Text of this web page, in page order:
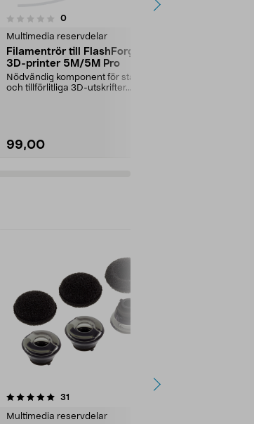
0recensioner
Multimedia reservdelar
Filamentrör till FlashForge
3D-printer 5M/5M Pro
Nödvändig komponent för stabila
och tillförlitliga 3D-utskrifter.
99,00
5.0av 5 stjärnor
31
Multimedia reservdelar
4.0 av 5 stjärnor